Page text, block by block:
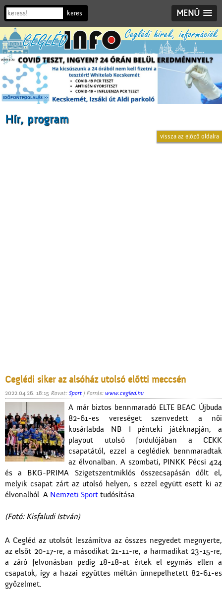
MENÜ
Hír, program
vissza az előző oldalra
Ceglédi siker az alsóház utolsó előtti meccsén
2022.04.26. 18:15 Rovat: Sport| Forrás: www.cegled.hu
A már biztos bennmaradó ELTE BEAC Újbuda
82-61-es vereséget szenvedett a női
kosárlabda NB I pénteki játéknapján, a
playout utolsó fordulójában a CEKK
csapatától, ezzel a ceglédiek bennmaradtak
az élvonalban. A szombati, PINKK Pécsi 424
és a BKG-PRIMA Szigetszentmiklós összecsapásán dőlt el,
melyik csapat zárt az utolsó helyen, s ezzel együtt esett ki az
élvonalból. A Nemzeti Sport tudósítása.
(Fotó: Kisfaludi István)
A Cegléd az utolsót leszámítva az összes negyedet megnyerte,
az elsőt 20-17-re, a másodikat 21-11-re, a harmadikat 23-15-re,
a záró felvonásban pedig 18-18-at értek el egymás ellen a
csapatok, így a hazai együttes méltán ünnepelhetett 82-61-es
győzelmet.